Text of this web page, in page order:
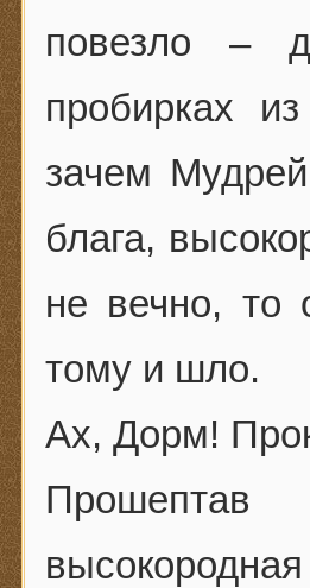
повезло –
пробирках
зачем
блага,
не вечно, то
тому и шло.
Ах, Дорм!
Прошептав